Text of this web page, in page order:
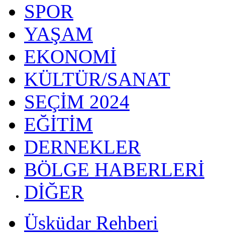
SPOR
YAŞAM
EKONOMİ
KÜLTÜR/SANAT
SEÇİM 2024
EĞİTİM
DERNEKLER
BÖLGE HABERLERİ
DİĞER
Üsküdar Rehberi